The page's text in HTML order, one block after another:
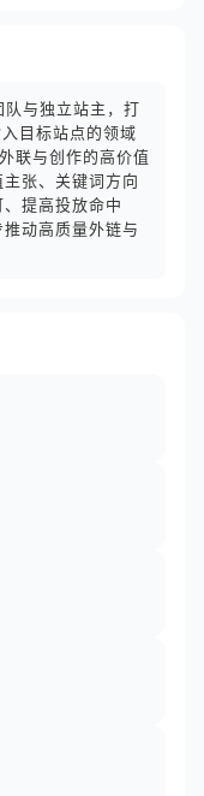
与独立站主，打
目标站点的领域
联与创作的高价值
张、关键词方向
提高投放命中
动高质量外链与